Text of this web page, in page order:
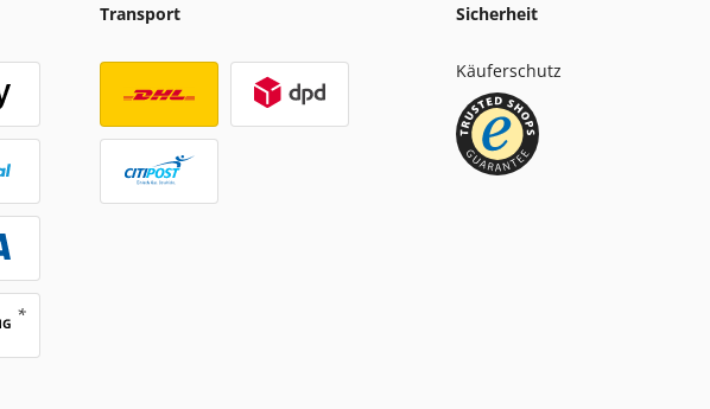
Transport Sicherheit
Käuferschutz